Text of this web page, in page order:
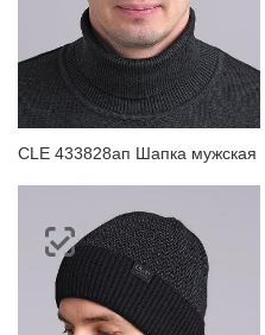
CLE 433828ап Шапка мужская